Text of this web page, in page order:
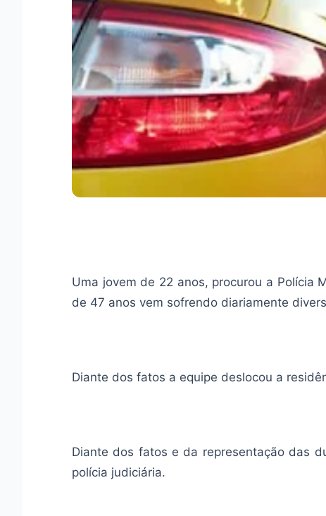
Uma jovem de 22 anos, procurou a Polícia
de 47 anos vem sofrendo diariamente
Diante dos fatos a equipe deslocou a
Diante dos fatos e da representação das
polícia judiciária.